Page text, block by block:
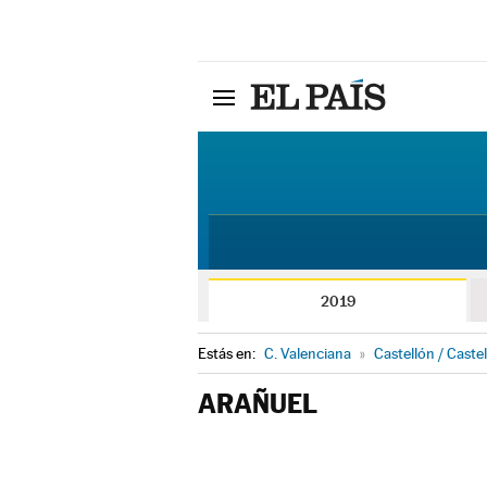
2019
Estás en: C. Valenciana » Castellón /
ARAÑUEL